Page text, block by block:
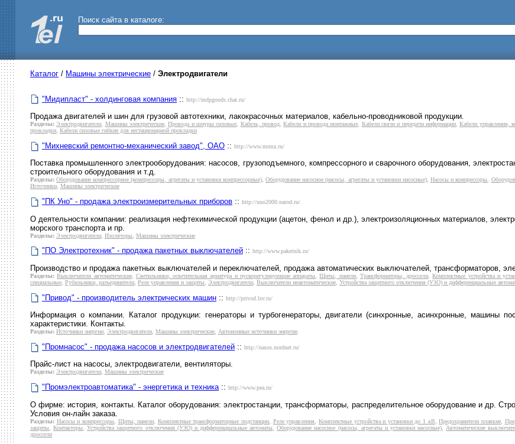
Поиск сайта в каталоге:
Каталог / Машины электрические / Электродвигатели
"Мидипласт" - холдинговая компания :: http://mdpgoods.chat.ru/
Продажа двигателей и шин для грузовой автотехники, лакокрасочных материалов, кабельно-проводниковой продукции.
Разделы: Электродвигатели, Машины электрические,Провода и шнуры силовые, Кабель, провод,Кабели и провода монтажные, Кабели связи и передачи информации,Кабели управления,
прокладки, Кабели силовые гибкие для нестационарной прокладки
"Михневский ремонтно-механический завод", ОАО :: http://www.mrmz.ru/
Поставка промышленного электрооборудования: насосов, грузоподъемного, компрессорного и сварочного оборудования,
строительного оборудования и т.д.
Разделы: Оборудование компрессорное (компрессоры, агрегаты и установки компрессорные),Оборудование насосное (насосы, агрегаты и установки насосные),Насосы и компрессоры,
Источники, Машины электрические
"ПК Уно" - продажа электроизмерительных приборов :: http://uno2000.narod.ru/
О деятельности компании: реализация нефтехимической продукции (ацетон, фенол и др.), электроизоляционных материалов,
морского транспорта и пр.
Разделы: Электродвигатели Изоляторы Машины электрические
"ПО Электротехник" - продажа пакетных выключателей :: http://www.paketnik.ru/
Производство и продажа пакетных выключателей и переключателей, продажа автоматических выключателей, трансформаторов,
Разделы: Выключатели автоматические, Светильники, осветительная арматура и пускорегулирующие аппараты ,Щиты, панели, Трансформаторы, дроссели ,Комплектные устройства и
специальные Рубильники, разъединители Реле управления и защиты Электродвигатели Выключатели неавтоматические Устройства защитного отключения (УЗО) и дифференциальные
"Привод" - производитель электрических машин :: http://privod.lsv.ru/
Информация о компании. Каталог продукции: генераторы и турбогенераторы, двигатели (синхронные, асинхронные, машины
характеристики. Контакты.
Разделы: Источники энергии Электродвигатели Машины электрические Автономные источники энергии
"Промнасос" - продажа насосов и электродвигателей :: http://nasos.nordnet.ru/
Прайс-лист на насосы, электродвигатели, вентиляторы.
Разделы: Электродвигатели, Машины электрические
"Промэлектроавтоматика" - энергетика и техника:: http://www.pea.ru/
О фирме: история, контакты. Каталог оборудования: электростанции, трансформаторы, распределительное оборудование и др.
Условия он-лайн заказа.
Разделы: Насосы и компрессоры Щиты, панели Комплектные трансформаторные подстанции Реле управления Комплектные устройства и установки до 1 кВ ,Предохранители плавкие,
защиты ,Контакторы ,Устройства защитного отключения (УЗО) и дифференциальные автоматы ,Оборудование насосное (насосы, агрегаты и установки насосные) Автоматические
дроссели